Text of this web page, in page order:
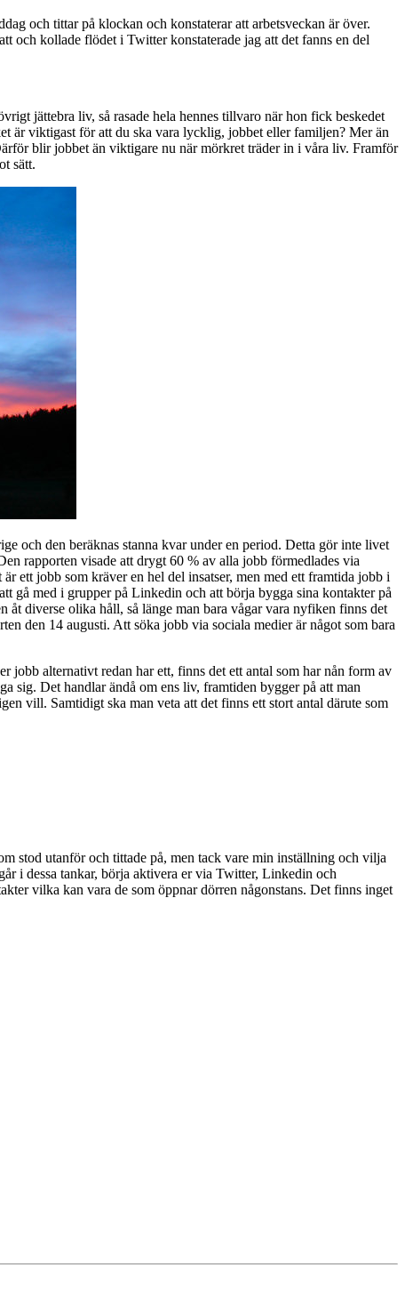
och tittar på klockan och konstaterar att arbetsveckan är över.
och kollade flödet i Twitter konstaterade jag att det fanns en del
jättebra liv, så rasade hela hennes tillvaro när hon fick beskedet
är viktigast för att du ska vara lycklig, jobbet eller familjen? Mer än
blir jobbet än viktigare nu när mörkret träder in i våra liv. Framför
sätt.
och den beräknas stanna kvar under en period. Detta gör inte livet
rapporten visade att drygt 60 % av alla jobb förmedlades via
ett jobb som kräver en hel del insatser, men med ett framtida jobb i
gå med i grupper på Linkedin och att börja bygga sina kontakter på
åt diverse olika håll, så länge man bara vågar vara nyfiken finns det
den 14 augusti. Att söka jobb via sociala medier är något som bara
jobb alternativt redan har ett, finns det ett antal som har nån form av
sig. Det handlar ändå om ens liv, framtiden bygger på att man
vill. Samtidigt ska man veta att det finns ett stort antal därute som
stod utanför och tittade på, men tack vare min inställning och vilja
i dessa tankar, börja aktivera er via Twitter, Linkedin och
vilka kan vara de som öppnar dörren någonstans. Det finns inget